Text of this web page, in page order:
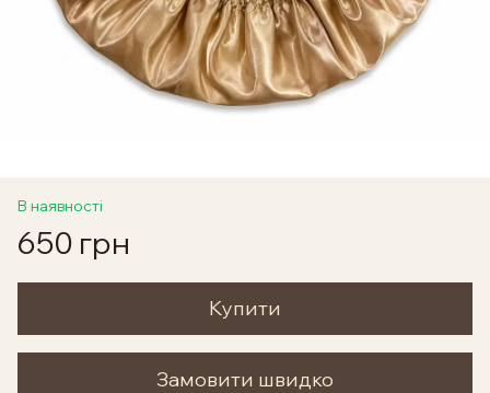
В наявності
650 грн
Купити
Замовити швидко